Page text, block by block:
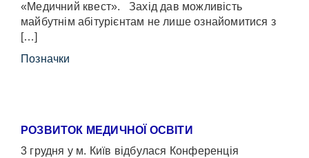
«Медичний квест». Захід дав можливість
майбутнім абітурієнтам не лише ознайомитися з
[…]
Позначки
РОЗВИТОК МЕДИЧНОЇ ОСВІТИ
3 грудня у м. Київ відбулася Конференція